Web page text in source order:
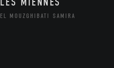
EL MOUZGHIBATI SAMIRA